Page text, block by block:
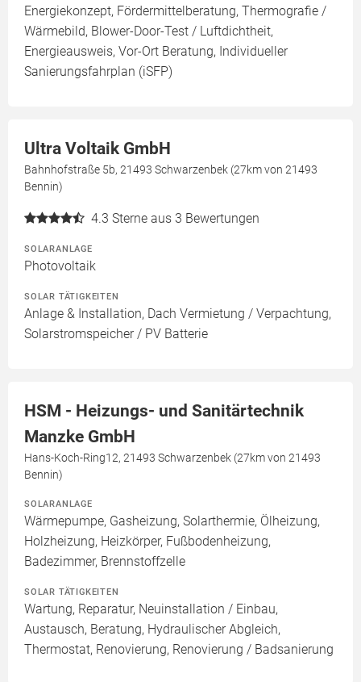
Energiekonzept, Fördermittelberatung, Thermografie /
Wärmebild, Blower-Door-Test / Luftdichtheit,
Energieausweis, Vor-Ort Beratung, Individueller
Sanierungsfahrplan (iSFP)
Ultra Voltaik GmbH
Bahnhofstraße 5b, 21493 Schwarzenbek (27km von 21493
Bennin)
4.3 Sterne aus 3 Bewertungen
SOLARANLAGE
Photovoltaik
SOLAR TÄTIGKEITEN
Anlage & Installation, Dach Vermietung / Verpachtung,
Solarstromspeicher / PV Batterie
HSM - Heizungs- und Sanitärtechnik
Manzke GmbH
Hans-Koch-Ring12, 21493 Schwarzenbek (27km von 21493
Bennin)
SOLARANLAGE
Wärmepumpe, Gasheizung, Solarthermie, Ölheizung,
Holzheizung, Heizkörper, Fußbodenheizung,
Badezimmer, Brennstoffzelle
SOLAR TÄTIGKEITEN
Wartung, Reparatur, Neuinstallation / Einbau,
Austausch, Beratung, Hydraulischer Abgleich,
Thermostat, Renovierung, Renovierung / Badsanierung